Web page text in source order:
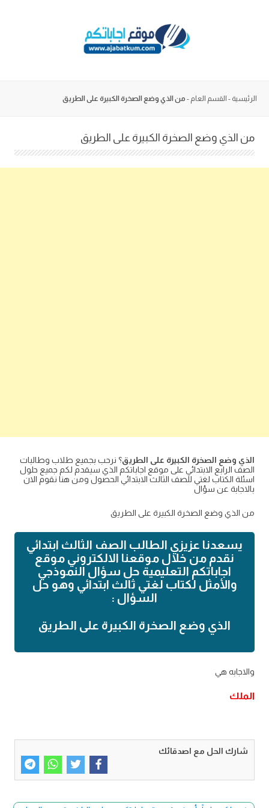
الرئيسية - القسم العام - من الذي وضع الصخرة الكبيرة على الطريق
من الذي وضع الصخرة الكبيرة على الطريق
الذي وضع الصخرة الكبيرة على الطريق؟ نرحب بجميع طلاب وطالبات
الصف الرابع الابتدائي على موقع اجاباتكم الذي سيقدم لكم جميع حلول
اسئلة الكتاب لغتي للصف الثالث الابتدائي الحصول ومن هنا نقوم الان
بالاجابة عن سؤال
من الذي وضع الصخرة الكبيرة على الطريق
يسعدنا عزيزي الطالب الصف الثالث ابتدائي
نقدم من خلال موقعنا الالكتروني موقع
اجاباتكم التعليمية حل سؤال النموذجي
والأمثل لكتاب لغتي ثالث ابتدائي وهو حل
السؤال :
الذي وضع الصخرة الكبيرة على الطريق
والاجابه هي
الملك
شارك الحل مع اصدقائك